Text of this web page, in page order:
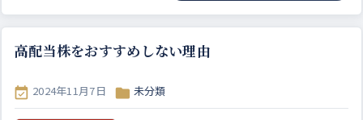
高配当株をおすすめしない理由
 2024年11月7日  未分類